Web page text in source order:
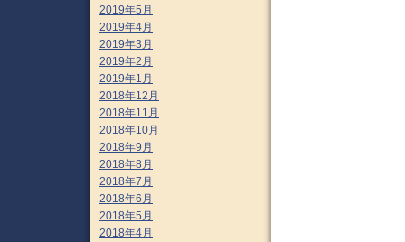
2019年5月
2019年4月
2019年3月
2019年2月
2019年1月
2018年12月
2018年11月
2018年10月
2018年9月
2018年8月
2018年7月
2018年6月
2018年5月
2018年4月